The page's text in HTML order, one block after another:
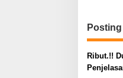
Ribut.!!